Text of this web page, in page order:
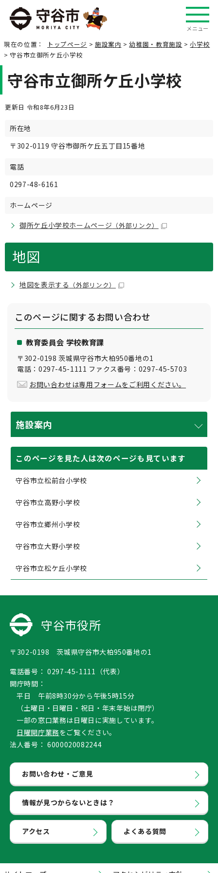
メニュー
現在の位置： トップページ > 施設案内 >幼稚園・教育施設 >小学校
> 守谷市立御所ケ丘小学校
守谷市立御所ケ丘小学校
更新日 令和8年6月23日
所在地
〒302-0119 守谷市御所ケ丘五丁目15番地
電話
0297-48-6161
ホームページ
御所ケ丘小学校ホームページ （外部リンク）
地図
地図を表示する （外部リンク）
このページに関するお問い合わせ
教育委員会 学校教育課
〒302-0198 茨城県守谷市大柏950番地の1
電話：0297-45-1111 ファクス番号：0297-45-5703
お問い合わせは専用フォームをご利用ください。
施設案内
このページを見た人は次のページも見ています
守谷市立松前台小学校
守谷市立高野小学校
守谷市立郷州小学校
守谷市立大野小学校
守谷市立松ケ丘小学校
守谷市役所
〒302-0198 茨城県守谷市大柏950番地の1
電話番号： 0297-45-1111（代表）
開庁時間：
平日 午前8時30分から午後5時15分
（土曜日・日曜日・祝日・年末年始は閉庁）
一部の窓口業務は日曜日に実施しています。
日曜開庁業務をご覧ください。
法人番号： 6000020082244
お問い合わせ・ご意見
情報が見つからないときは？
アクセス よくある質問